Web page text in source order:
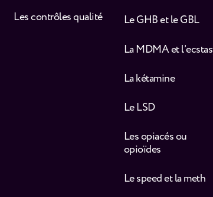
Les contrôles qualité
Le GHB et le GBL
La MDMA et
La kétamine
Le LSD
Les opiacés ou
opioïdes
Le speed et la meth